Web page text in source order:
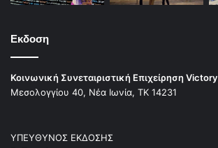
Εκδοση
Κοινωνική Συνεταιριστική Επιχείρηση Victory
Μεσολογγίου 40, Νέα Ιωνία, ΤΚ 14231
ΥΠΕΥΘΥΝΟΣ ΕΚΔΟΣΗΣ